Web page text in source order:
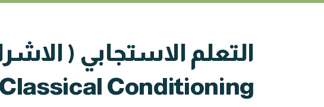
التعلم الاستجابي (
Classical Conditioning )